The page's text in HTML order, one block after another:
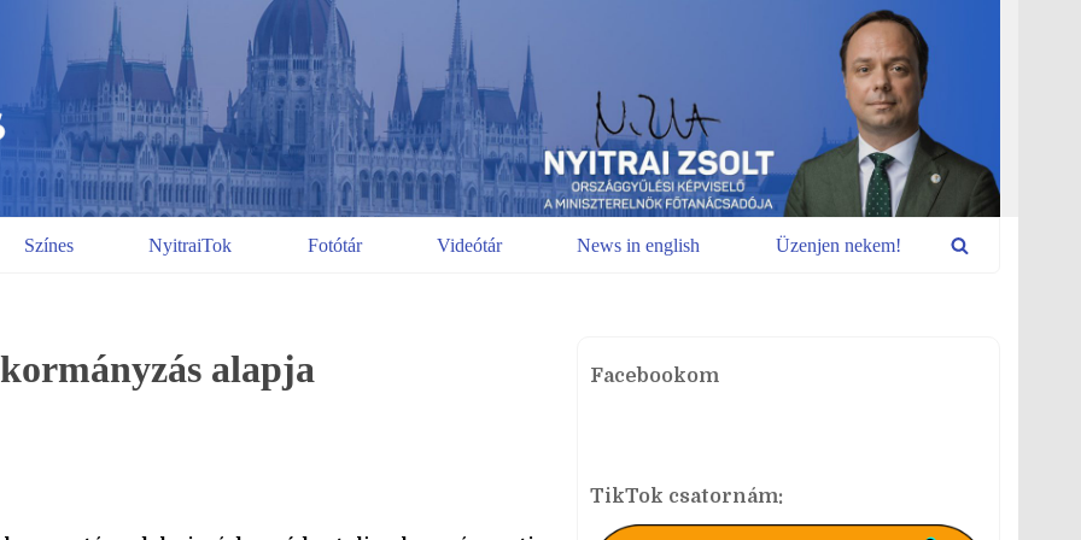
Színes NyitraiTok Fotótár Videótár News in english Üzenjen nekem!
alapja Facebookom
TikTok csatornám: